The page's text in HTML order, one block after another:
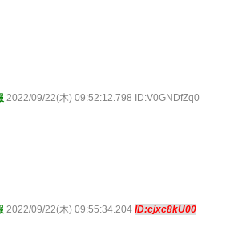
2022/09/22(木) 09:52:12.798 ID:V0GNDfZq0
2022/09/22(木) 09:55:34.204 ID:cjxc8kU00